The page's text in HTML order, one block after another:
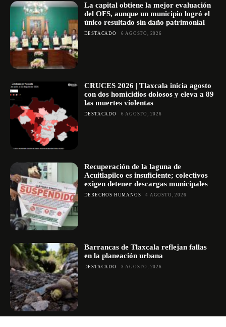
La capital obtiene la mejor evaluación
del OFS, aunque un municipio logró el
único resultado sin daño patrimonial
DESTACADO 6 AGOSTO, 2026
CRUCES 2026 | Tlaxcala inicia agosto
con dos homicidios dolosos y eleva a 89
las muertes violentas
DESTACADO 6 AGOSTO, 2026
Recuperación de la laguna de
Acuitlapilco es insuficiente; colectivos
exigen detener descargas municipales
DERECHOS HUMANOS 4 AGOSTO, 2026
Barrancas de Tlaxcala reflejan fallas
en la planeación urbana
DESTACADO 3 AGOSTO, 2026